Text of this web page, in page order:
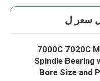
سعر ل
7000C 7020C Machine Tool
Spindle Bearing
Bore Size and